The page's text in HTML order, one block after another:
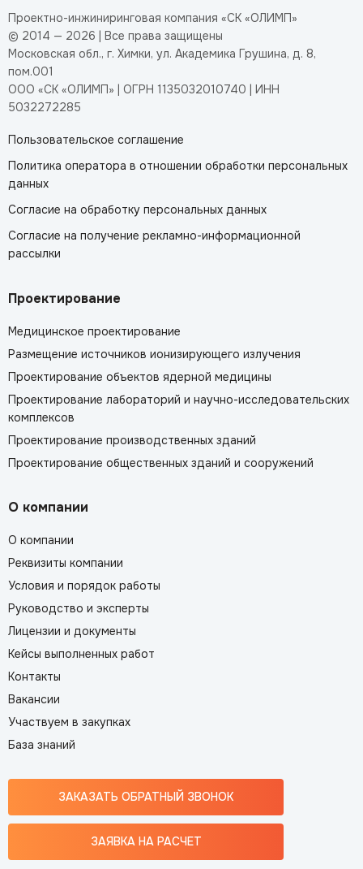
Проектно-инжиниринговая компания «СК «ОЛИМП»
© 2014 — 2026 | Все права защищены
Московская обл., г. Химки, ул. Академика Грушина, д. 8,
пом.001
ООО «СК «ОЛИМП» | ОГРН 1135032010740 | ИНН
5032272285
Пользовательское соглашение
Политика оператора в отношении обработки персональных
данных
Согласие на обработку персональных данных
Согласие на получение рекламно-информационной
рассылки
Проектирование
Медицинское проектирование
Размещение источников ионизирующего излучения
Проектирование объектов ядерной медицины
Проектирование лабораторий и научно-исследовательских
комплексов
Проектирование производственных зданий
Проектирование общественных зданий и сооружений
О компании
О компании
Реквизиты компании
Условия и порядок работы
Руководство и эксперты
Лицензии и документы
Кейсы выполненных работ
Контакты
Вакансии
Участвуем в закупках
База знаний
ЗАКАЗАТЬ ОБРАТНЫЙ ЗВОНОК
ЗАЯВКА НА РАСЧЕТ